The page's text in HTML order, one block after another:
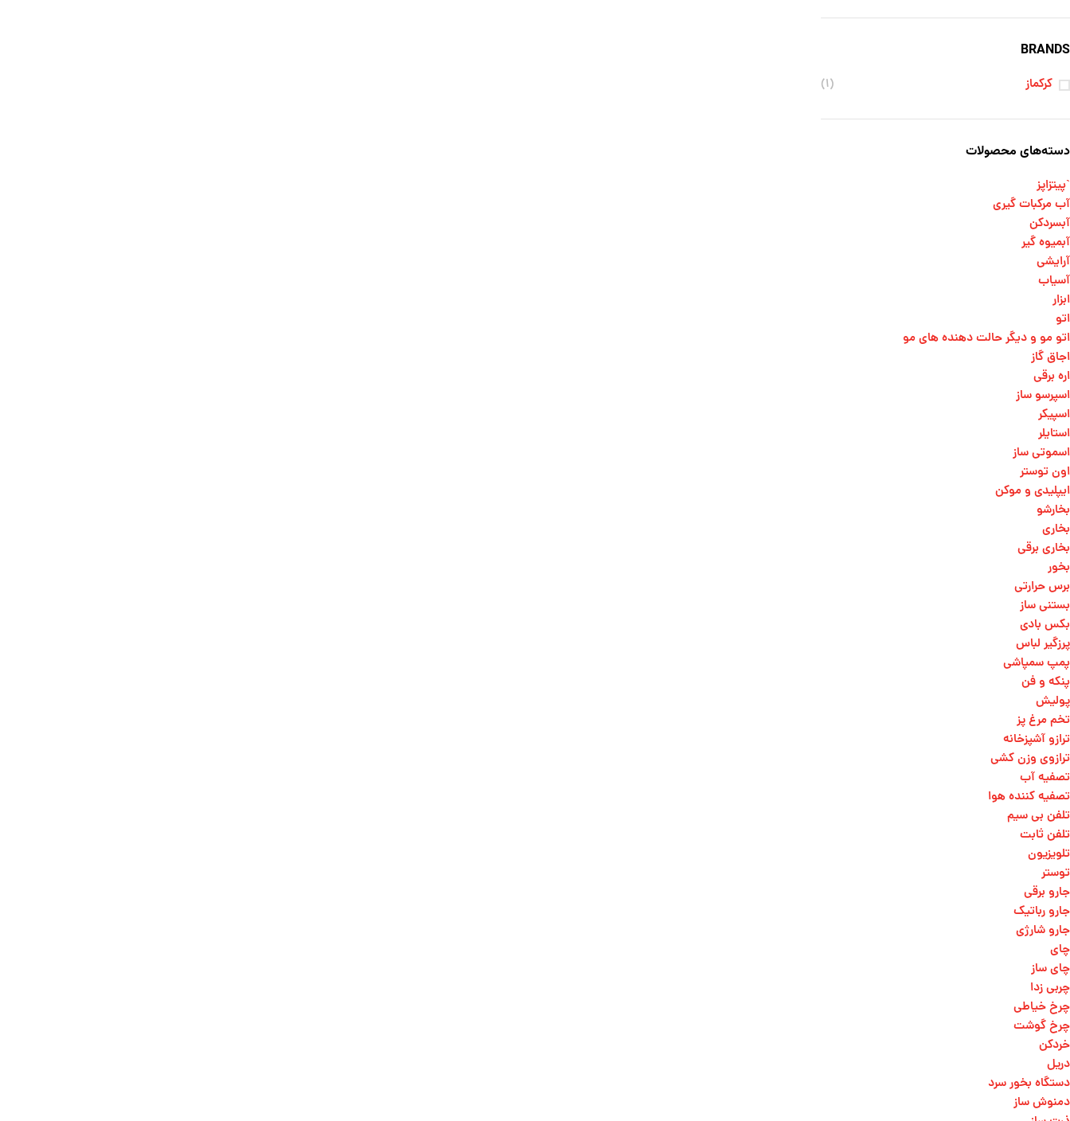
BRANDS
کرکماز (۱)
دسته‌های محصولات
`پیتزاپز
آب مرکبات گیری
آبسردکن
آبمیوه گیر
آرایشی
آسیاب
ابزار
اتو
اتو مو و دیگر حالت دهنده های مو​
اجاق گاز
اره برقی
اسپرسو ساز
اسپیکر
استایلر
اسموتی ساز
اون توستر
ایپلیدی و موکن
بخارشو
بخاری
بخاری برقی
بخور
برس حرارتی
بستنی ساز
بکس بادی
پرزگیر لباس
پمپ سمپاشی
پنکه و فن
پولیش
تخم مرغ پز
ترازو آشپزخانه
ترازوی وزن کشی​
تصفیه آب
تصفیه کننده هوا
تلفن بی سیم
تلفن ثابت
تلویزیون
توستر
جارو برقی
جارو رباتیک
جارو شارژی
چای
چای ساز
چربی زدا
چرخ خیاطی
چرخ گوشت
خردکن
دریل
دستگاه بخور سرد
دمنوش ساز